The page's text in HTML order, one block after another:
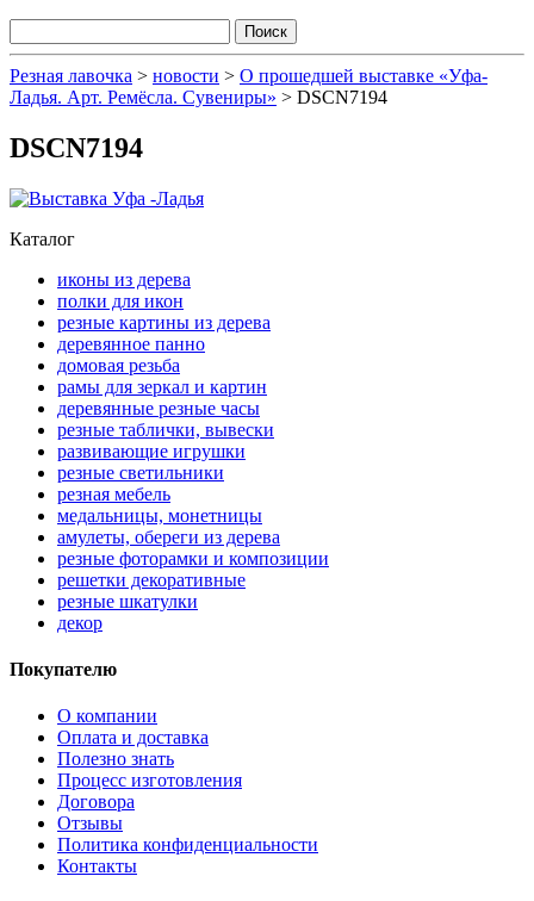
Резная лавочка > новости > О прошедшей выставке «Уфа-
Ладья. Арт. Ремёсла. Сувениры» > DSCN7194
DSCN7194
Каталог
иконы из дерева
полки для икон
резные картины из дерева
деревянное панно
домовая резьба
рамы для зеркал и картин
деревянные резные часы
резные таблички, вывески
развивающие игрушки
резные светильники
резная мебель
медальницы, монетницы
амулеты, обереги из дерева
резные фоторамки и композиции
решетки декоративные
резные шкатулки
декор
Покупателю
О компании
Оплата и доставка
Полезно знать
Процесс изготовления
Договора
Отзывы
Политика конфиденциальности
Контакты